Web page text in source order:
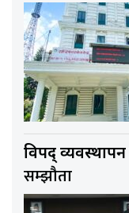
विपद् व्यवस्थापन
सम्झौता